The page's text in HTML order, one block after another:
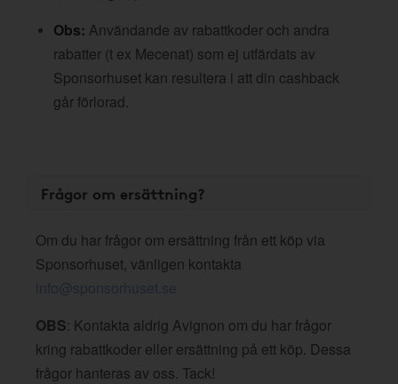
Obs: Användande av rabattkoder och andra
rabatter (t ex Mecenat) som ej utfärdats av
Sponsorhuset kan resultera i att din cashback
går förlorad.
Frågor om ersättning?
Om du har frågor om ersättning från ett köp via
Sponsorhuset, vänligen kontakta
info@sponsorhuset.se
OBS: Kontakta aldrig Avignon om du har frågor
kring rabattkoder eller ersättning på ett köp. Dessa
frågor hanteras av oss. Tack!